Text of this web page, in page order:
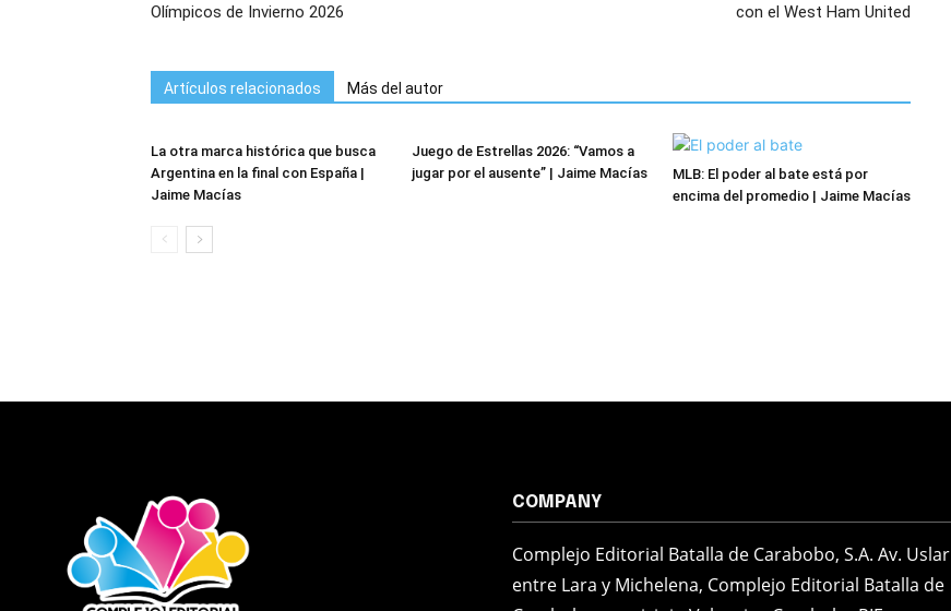
Olímpicos de Invierno 2026
con el West Ham United
Artículos relacionados Más del autor
La otra marca histórica que busca
Argentina en la final con España |
Jaime Macías
Juego de Estrellas 2026: “Vamos a
jugar por el ausente” | Jaime Macías
MLB: El poder al bate está por
encima del promedio | Jaime Macías
COMPANY
Complejo Editorial Batalla de Carabobo, S.A. Av. Uslar
entre Lara y Michelena, Complejo Editorial Batalla de